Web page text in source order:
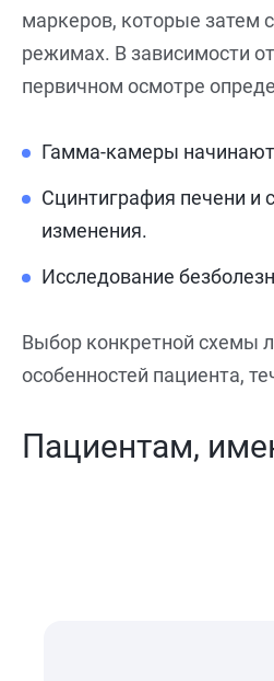
маркеров, которые затем
режимах. В зависимости
первичном осмотре
Гамма-камеры начинают
Сцинтиграфия печени и
изменения.
Исследование
Выбор конкретной схемы
особенностей пациента,
Пациентам,